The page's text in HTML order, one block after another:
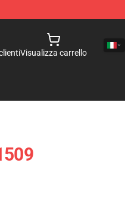
Visualizza carrello